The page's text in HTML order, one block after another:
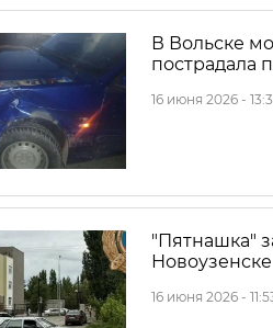
В Вольске
пострадала
16 июня 2026 -
"Пятнашка"
Новоузенске
16 июня 2026 -